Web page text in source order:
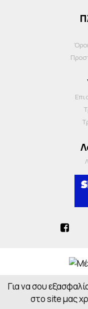
Για να σου
στο site μας